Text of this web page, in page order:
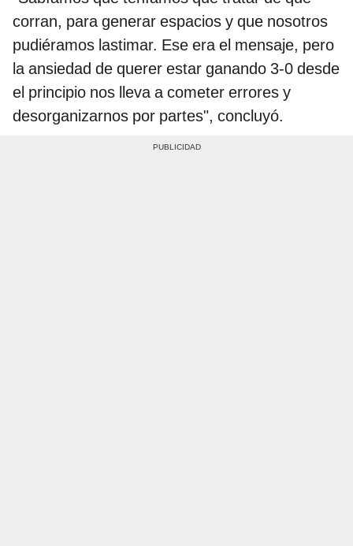
corran, para generar espacios y que nosotros
pudiéramos lastimar. Ese era el mensaje, pero
la ansiedad de querer estar ganando 3-0 desde
el principio nos lleva a cometer errores y
desorganizarnos por partes", concluyó.